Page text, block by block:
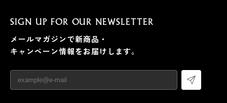
SIGN UP FOR OUR NEWSLETTER
メールマガジンで新商品・
キャンペーン情報をお届けします。